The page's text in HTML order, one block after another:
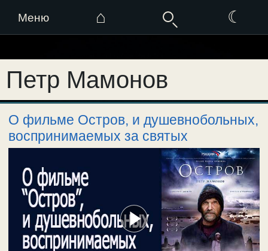
Меню ⌂ ☾
к
содержимому
Петр Мамонов
О фильме Остров, и душевнобольных,
воспринимаемых за святых